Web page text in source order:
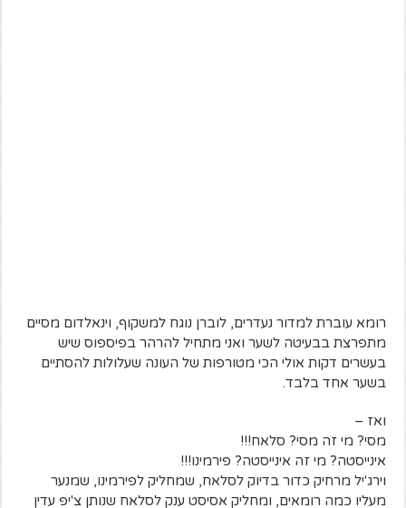
רומא עוברת למדור נעדרים, לוברן נוגח למשקוף, וינאלדום מסיים
מתפרצת בבעיטה לשער ואני מתחיל להרהר בפיספוס שיש
בעשרים דקות אולי הכי מטורפות של העונה שעלולות להסתיים
בשער אחד בלבד.
ואז –
מסי? מי זה מסי? סלאח!!!
אינייסטה? מי זה אינייסטה? פירמינו!!!
וירג'יל מרחיק כדור בדיוק לסלאח, שמחליק לפירמינו, שמנער
מעליו כמה רומאים, ומחליק אסיסט ענק לסלאח שנותן צ'יפ עדין